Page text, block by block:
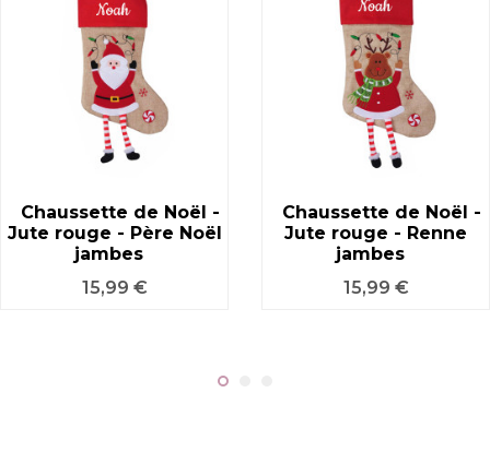
Chaussette de Noël -
Jute rouge - Père Noël
jambes
Prix
15,99 €
Chaussette de Noël -
Jute rouge - Renne
jambes
Prix
15,99 €